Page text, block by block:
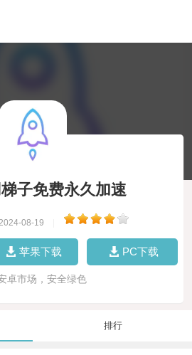
子免费永久加速
08-19
苹果下载 PC下载
卓市场，安全绿色
排行